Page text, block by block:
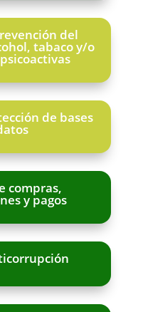
del
tabaco y/o
de bases
compras,
y pagos